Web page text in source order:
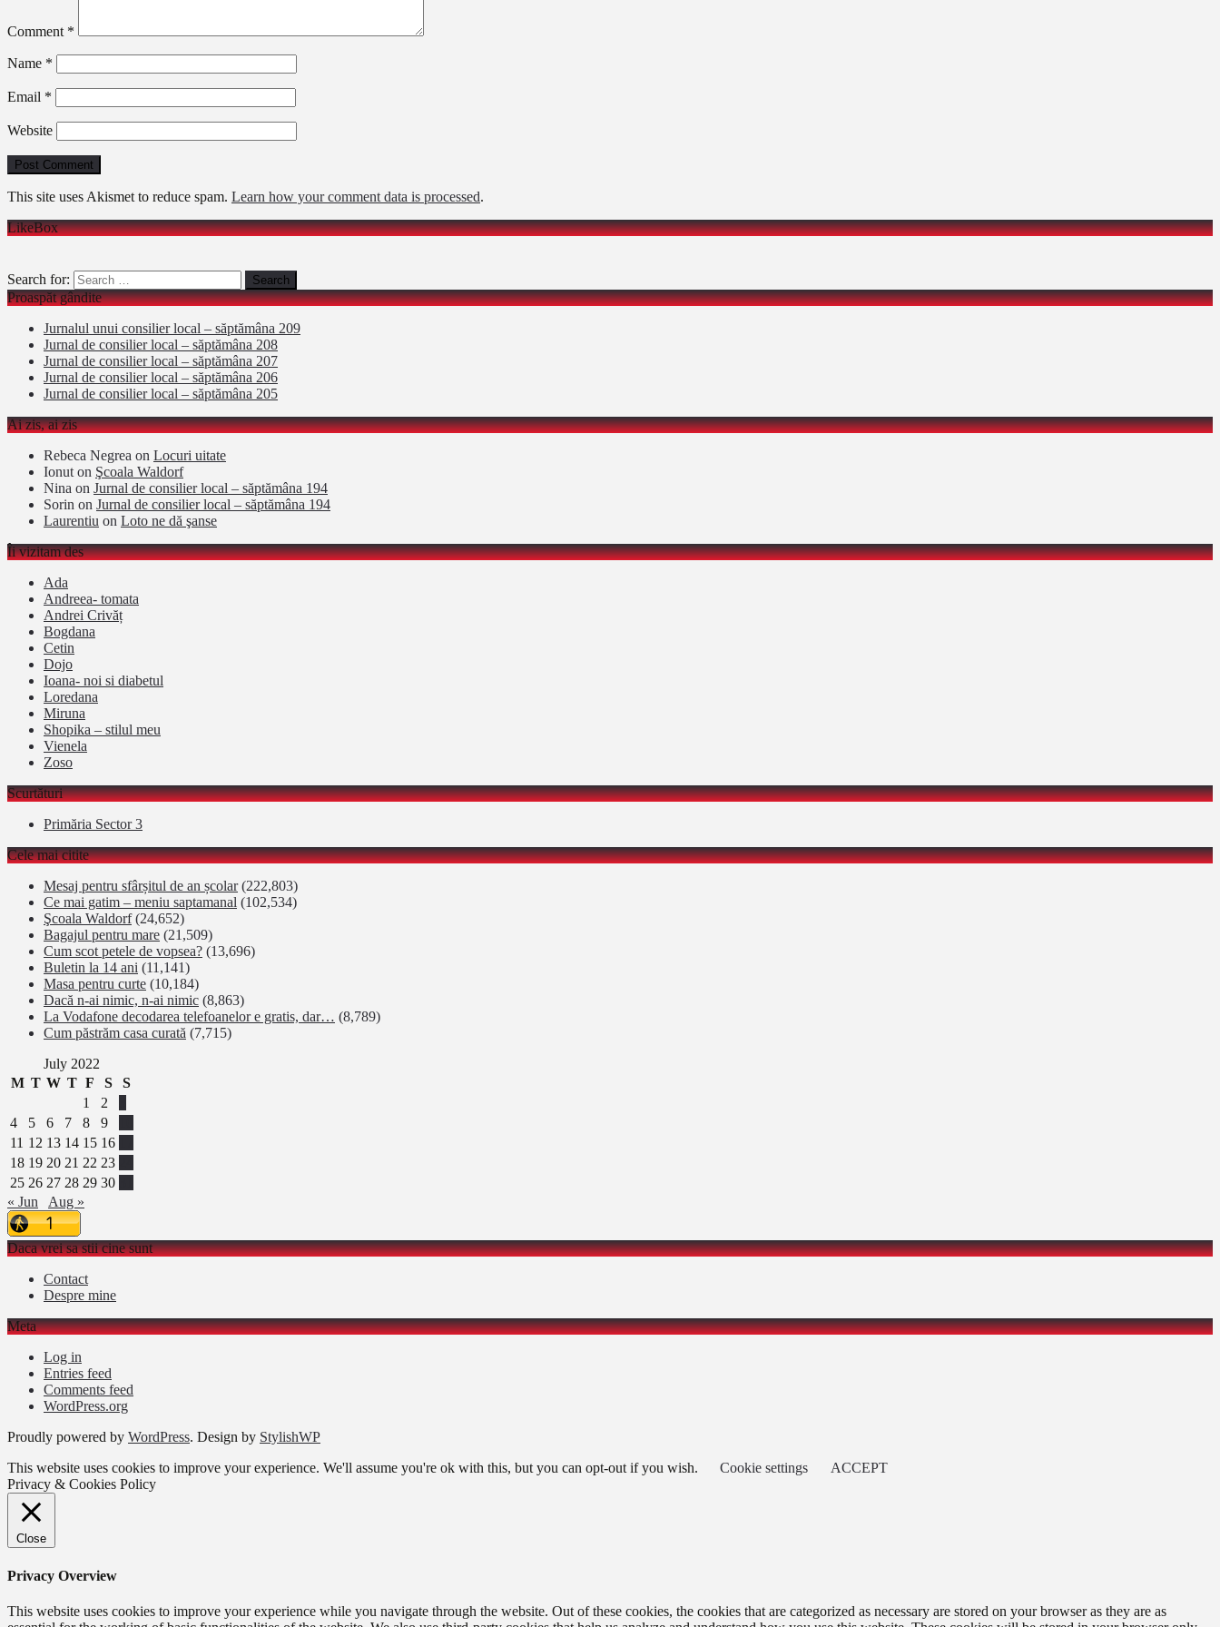
Comment *
Name *
Email *
Website
This site uses Akismet to reduce spam. Learn how your comment data is processed.
LikeBox
Search for:
Proaspăt gândite
Jurnalul unui consilier local – săptămâna 209
Jurnal de consilier local – săptămâna 208
Jurnal de consilier local – săptămâna 207
Jurnal de consilier local – săptămâna 206
Jurnal de consilier local – săptămâna 205
Ai zis, ai zis
Rebeca Negrea on Locuri uitate
Ionuton Şcoala Waldorf
Nina on Jurnal de consilier local – săptămâna 194
Sorin on Jurnal de consilier local – săptămâna 194
Laurentiu on Loto ne dă şanse
Îi vizitam des
Ada
Andreea- tomata
Andrei Crivăț
Bogdana
Cetin
Dojo
Ioana- noi si diabetul
Loredana
Miruna
Shopika – stilul meu
Vienela
Zoso
Scurtături
Primăria Sector 3
Cele mai citite
Mesaj pentru sfârșitul de an școlar (222,803)
Ce mai gatim – meniu saptamanal (102,534)
Şcoala Waldorf (24,652)
Bagajul pentru mare (21,509)
Cum scot petele de vopsea? (13,696)
Buletin la 14 ani (11,141)
Masa pentru curte (10,184)
Dacă n-ai nimic, n-ai nimic (8,863)
La Vodafone decodarea telefoanelor e gratis, dar… (8,789)
Cum păstrăm casa curată (7,715)
July 2022
M T W T F S
S
1
2
4
5 6 7 8 9
11 12 13 14 15 16
18 19 20 21 22 23
25 26 27 28 29 30
« Jun
Aug »
Daca vrei sa stii cine sunt
Contact
Despre mine
Meta
Log in
Entries feed
Comments feed
WordPress.org
Proudly powered by WordPress. Design by StylishWP
This website uses cookies to improve your experience. We'll assume you're ok with this, but you can opt-out if you wish.
Cookie settings
ACCEPT
Privacy & Cookies Policy
Close
Privacy Overview
This website uses cookies to improve your experience while you navigate through the website. Out of these cookies, the cookies that are categorized as necessary are stored on your browser as they are as